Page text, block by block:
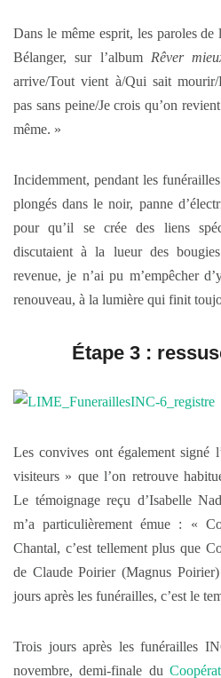
Dans le même esprit, les paroles de
Bélanger, sur l’album Rêver
arrive/Tout vient à/Qui sait
pas sans peine/Je crois qu’on
même. »
Incidemment, pendant les
plongés dans le noir, panne
pour qu’il se crée des liens
discutaient à la lueur des
revenue, je n’ai pu m’empêcher
renouveau, à la lumière qui finit
Étape 3 :
Les convives ont également signé
visiteurs » que l’on retrouve
Le témoignage reçu d’Isabelle
m’a particulièrement émue : «
Chantal, c’est tellement plus que
de Claude Poirier (Magnus
jours après les funérailles, c’est le
Trois jours après les funérailles
novembre, demi-finale du